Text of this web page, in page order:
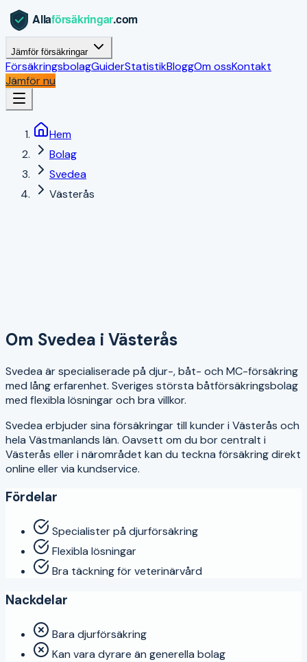
Jämför försäkringar
FörsäkringsbolagGuiderStatistikBloggOm ossKontakt
Jämför nu
Hem
Bolag
Svedea
Västerås
Om Svedea i Västerås
Svedea är specialiserade på djur-, båt- och MC-försäkring
med lång erfarenhet. Sveriges största båtförsäkringsbolag
med flexibla lösningar och bra villkor.
Svedea erbjuder sina försäkringar till kunder i Västerås och
hela Västmanlands län. Oavsett om du bor centralt i
Västerås eller i närområdet kan du teckna försäkring direkt
online eller via kundservice.
Fördelar
Specialister på djurförsäkring
Flexibla lösningar
Bra täckning för veterinärvård
Nackdelar
Bara djurförsäkring
Kan vara dyrare än generella bolag